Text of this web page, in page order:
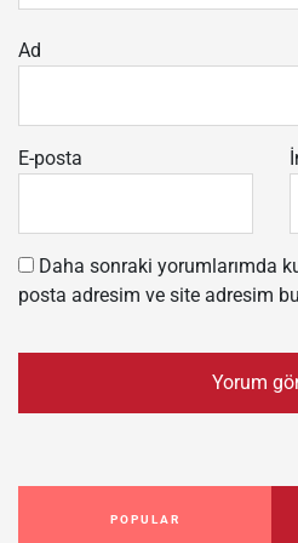
Ad
E-posta
Daha sonraki yorumlarımda
posta adresim ve site adresim
POPULAR